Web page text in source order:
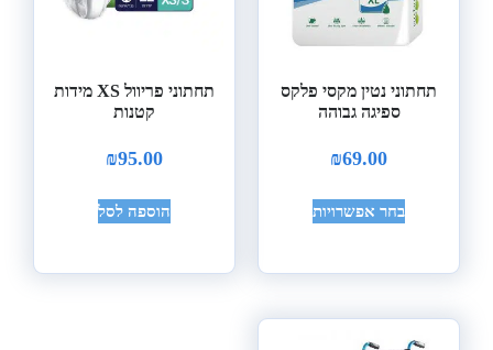
תחתוני נטין מקסי פלקס
ספיגה גבוהה
₪69.00
בחר אפשרויות
תחתוני פריוול XS מידות
קטנות
₪95.00
הוספה לסל